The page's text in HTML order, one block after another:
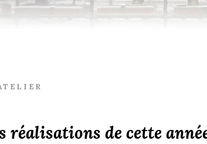
réalisations de cette